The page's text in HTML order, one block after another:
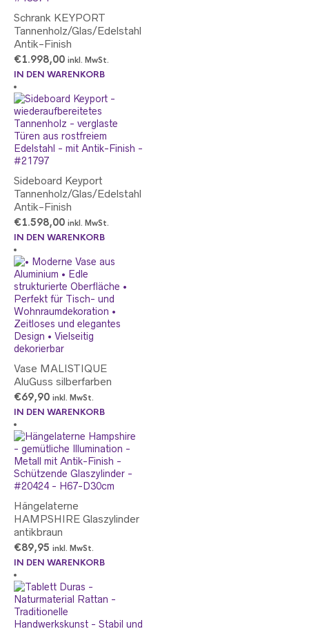
Schrank KEYPORT
Tannenholz/Glas/Edelstahl
Antik-Finish
€1.998,00 inkl. MwSt.
IN DEN WARENKORB
Sideboard Keyport
Tannenholz/Glas/Edelstahl
Antik-Finish
€1.598,00 inkl. MwSt.
IN DEN WARENKORB
Vase MALISTIQUE
AluGuss silberfarben
€69,90 inkl. MwSt.
IN DEN WARENKORB
Hängelaterne
HAMPSHIRE Glaszylinder
antikbraun
€89,95 inkl. MwSt.
IN DEN WARENKORB